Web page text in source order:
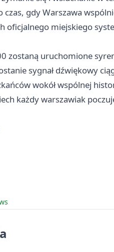
gdy Warszawa
oficjalnego miejskiego
zostaną uruchomione
sygnał dźwiękowy
wokół wspólnej
każdy warszawiak